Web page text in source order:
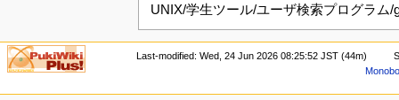
UNIX/学生ツール/ユーザ検索プログラム/
Last-modified: Wed, 24 Jun 2026 08:25:52 JST (44m)